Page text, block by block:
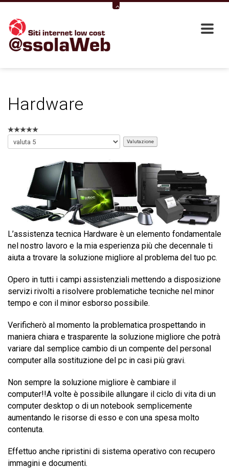
Hardware
Valuta
L’assistenza tecnica Hardware è un elemento fondamentale
nel nostro lavoro e la mia esperienza più che decennale ti
aiuta a trovare la soluzione migliore al problema del tuo pc.
Opero in tutti i campi assistenziali mettendo a disposizione
servizi rivolti a risolvere problematiche tecniche nel minor
tempo e con il minor esborso possibile.
Verificherò al momento la problematica prospettando in
maniera chiara e trasparente la soluzione migliore che potrà
variare dal semplice cambio di un compente del personal
computer alla sostituzione del pc in casi più gravi.
Non sempre la soluzione migliore è cambiare il
computer!!A volte è possibile allungare il ciclo di vita di un
computer desktop o di un notebook semplicemente
aumentando le risorse di esso e con una spesa molto
contenuta.
Effettuo anche ripristini di sistema operativo con recupero
immagini e documenti.